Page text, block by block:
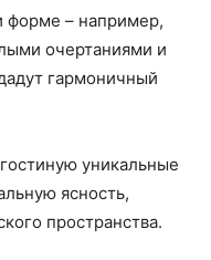
форме – например,
очертаниями и
гармоничный
уникальные
ясность,
пространства.